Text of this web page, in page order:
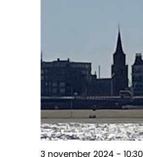
3 november 2024 - 10:30